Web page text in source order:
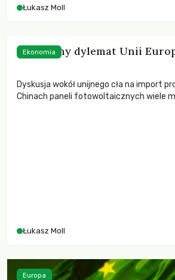
Łukasz Moll
Słoneczny dylemat Unii
Dyskusja wokół unijnego cła na import
Chinach paneli fotowoltaicznych wiele
Łukasz Moll
Ekonomia
Europa